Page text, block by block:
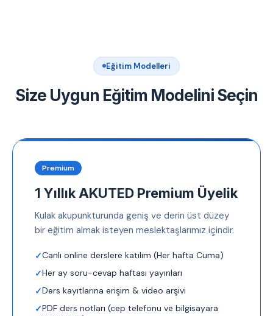
Eğitim Modelleri
Size Uygun Eğitim Modelini Seçin
Premium
1 Yıllık AKUTED Premium Üyelik
Kulak akupunkturunda geniş ve derin üst düzey
bir eğitim almak isteyen meslektaşlarımız içindir.
Canlı online derslere katılım (Her hafta Cuma)
Her ay soru-cevap haftası yayınları
Ders kayıtlarına erişim & video arşivi
PDF ders notları (cep telefonu ve bilgisayara